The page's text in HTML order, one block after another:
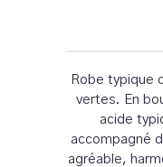
Robe typique
vertes. En
acide
accompagné
agréable,